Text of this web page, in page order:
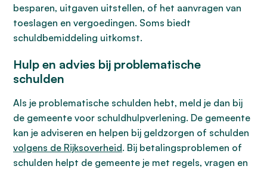
besparen, uitgaven uitstellen, of het aanvragen van
toeslagen en vergoedingen. Soms biedt
schuldbemiddeling uitkomst.
Hulp en advies bij problematische
schulden
Als je problematische schulden hebt, meld je dan bij
de gemeente voor schuldhulpverlening. De gemeente
kan je adviseren en helpen bij geldzorgen of schulden
volgens de Rijksoverheid. Bij betalingsproblemen of
schulden helpt de gemeente je met regels, vragen en